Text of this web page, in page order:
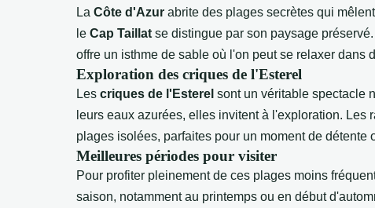
La Côte d'Azur abrite des plages secrètes qui
le Cap Taillat se distingue par son paysage
offre un isthme de sable où l'on peut se relaxer dans
Exploration des criques de l'Esterel
Les criques de l'Esterel sont un véritable spectacle
leurs eaux azurées, elles invitent à l'exploration. Les
plages isolées, parfaites pour un moment de détente
Meilleures périodes pour visiter
Pour profiter pleinement de ces plages moins
saison, notamment au printemps ou en début